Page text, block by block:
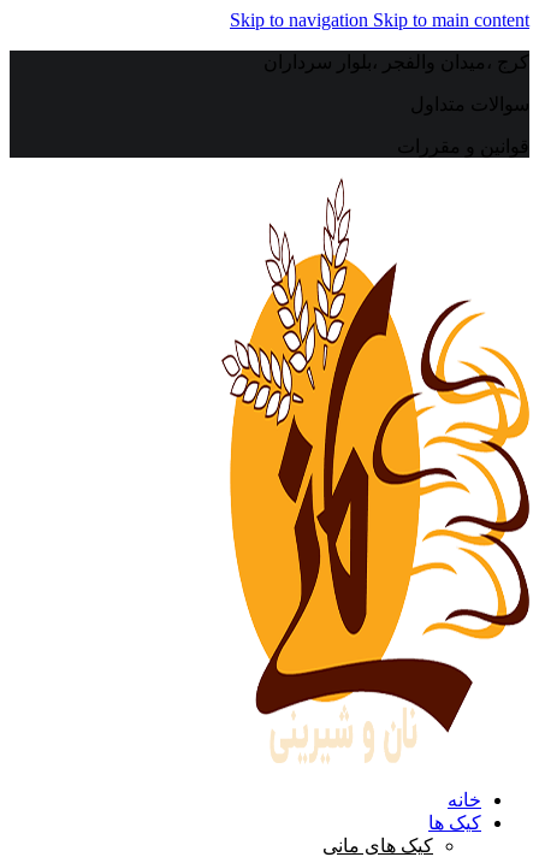
Skip to navigation Skip to main content
کرج ،میدان والفجر ،بلوار سرداران
سوالات متداول
قوانین و مقررات
خانه
کیک ها
کیک های مانی